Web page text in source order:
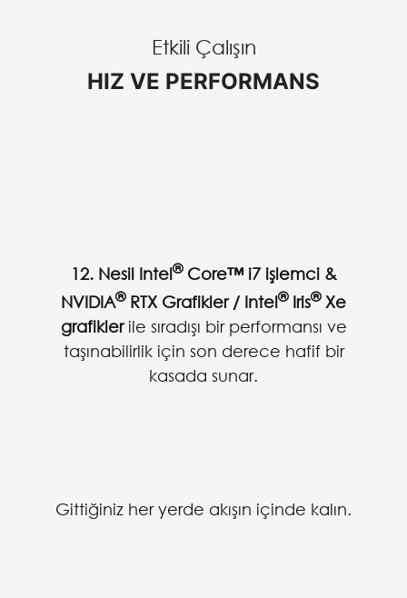
Etkili Çalışın
HIZ VE PERFORMANS
12. Nesil Intel®Core™ i7 işlemci &
NVIDIA®RTX Grafikler / Intel®Iris®Xe
grafiklerile sıradışı bir performansı ve
taşınabilirlik için son derece hafif bir
kasada sunar.
Gittiğiniz her yerde akışın içinde kalın.